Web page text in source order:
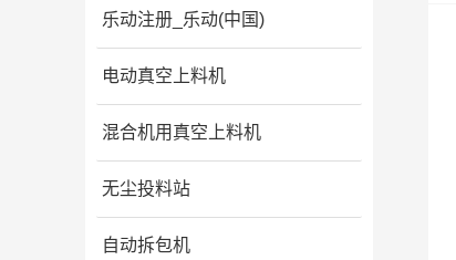
乐动注册_乐动(中国)
电动真空上料机
混合机用真空上料机
无尘投料站
自动拆包机